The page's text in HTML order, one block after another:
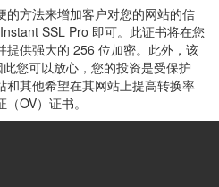
的方法来增加客户对您的网站的信
SSL Pro 即可。此证书将在您
提供强大的 256 位加密。此外，该
您可以放心，您的投资是受保护
和其他希望在其网站上提高转换率
OV）证书。